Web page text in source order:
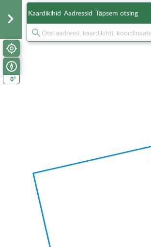
0°
Kaardikihid Aadressid Täpsem otsing